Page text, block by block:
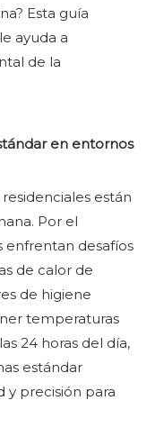
Esta guía
ayuda a
de la
en entornos
están
Por el
enfrentan desafíos
de calor de
de higiene
temperaturas
24 horas del día,
estándar
y precisión para